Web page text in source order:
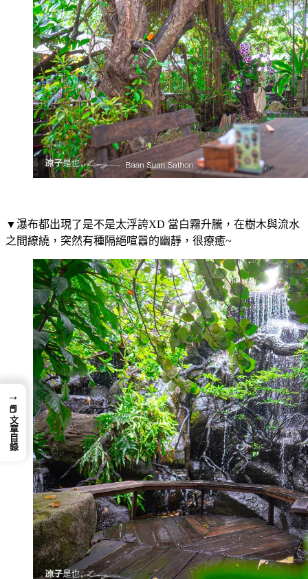
▼瀑布都出現了是不是太浮誇XD 當白霧升騰，在樹木與流水
之間繚繞，突然有種隔絕喧囂的幽靜，很療癒~
→
📕 文章目錄